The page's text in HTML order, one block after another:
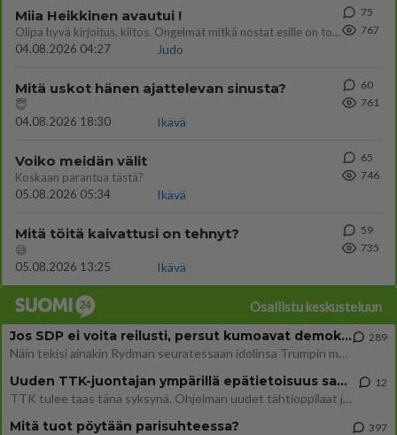
Miia Heikkinen avautui !
Olipa hyvä kirjoitus, kiitos. Ongelmat mitkä nostat esille on todellisia ja tämä ylimielisyys totta ja se näkyy kaikessa
04.08.2026 04:27
Judo
75
767
Mitä uskot hänen ajattelevan sinusta?
😇
04.08.2026 18:30
Ikävä
60
761
Voiko meidän välit
Koskaan parantua tästä?
05.08.2026 05:34
Ikävä
65
746
Mitä töitä kaivattusi on tehnyt?
😅
05.08.2026 13:25
Ikävä
59
735
Osallistu keskusteluun
Jos SDP ei voita reilusti, persut kumoavat demokratian Suomesta
Näin tekisi ainakin Rydman seuratessaan idolinsa Trumpin mallia https://www.is.fi/politiikka/art-2000012187244.html
289
Uuden TTK-juontajan ympärillä epätietoisuus sakenee - Nyt MTV hämmentää soppaa
TTK tulee taas tänä syksynä. Ohjelman uudet tähtioppilaat julkistetaan torstaina 6. elokuuta klo 14 alkavassa lehdistö
12
Mitä tuot pöytään parisuhteessa? 397